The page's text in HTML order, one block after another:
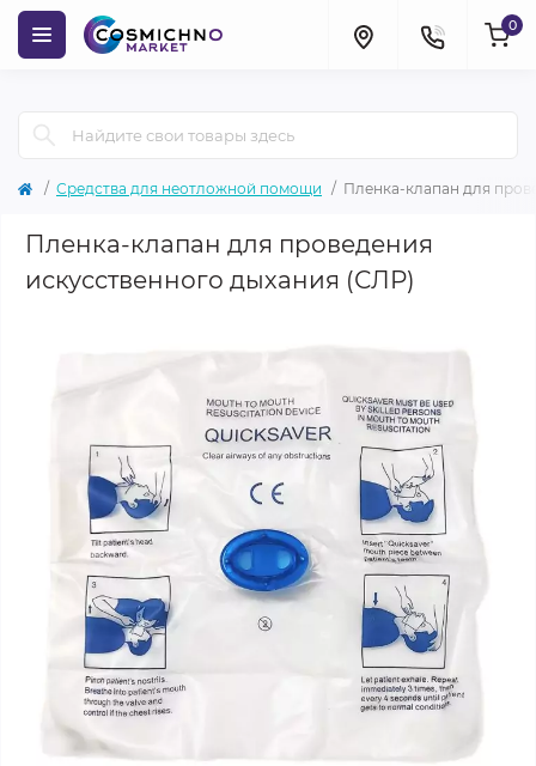
0
Средства для неотложной помощи Пленка-клапан для
Пленка-клапан для проведения
искусственного дыхания (СЛР)